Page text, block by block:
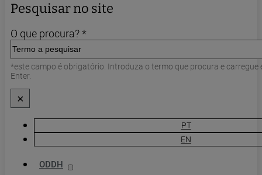
Pesquisar no site
O que procura? *
*este campo é obrigatório. Introduza o termo que procura e carregue
Enter.
×
PT
EN
ODDH